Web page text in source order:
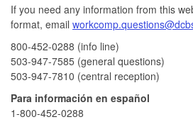
If you need any information from this
format, email
800-452-0288 (info line)​
503-947-7585 (general questions)
503-947-7810 (central reception)
Para información en español
1-800-452-0288